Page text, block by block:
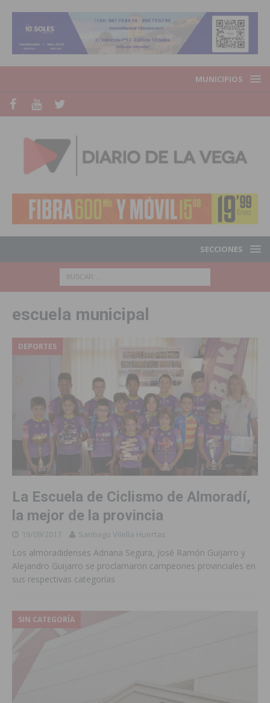
MUNICIPIOS
SECCIONES
escuela municipal
DEPORTES
La Escuela de Ciclismo de Almoradí,
la mejor de la provincia
19/09/2017 Santiago Vilella Huertas
Los almoradidenses Adriana Segura, José Ramón Guijarro y
Alejandro Guijarro se proclamaron campeones provinciales en
sus respectivas categorías
SIN CATEGORÍA